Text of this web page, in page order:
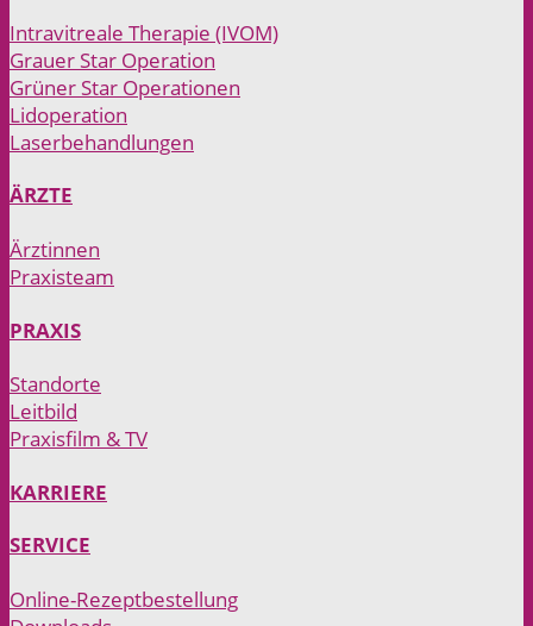
Intravitreale Therapie (IVOM)
Grauer Star Operation
Grüner Star Operationen
Lidoperation
Laserbehandlungen
ÄRZTE
Ärztinnen
Praxisteam
PRAXIS
Standorte
Leitbild
Praxisfilm & TV
KARRIERE
SERVICE
Online-Rezeptbestellung